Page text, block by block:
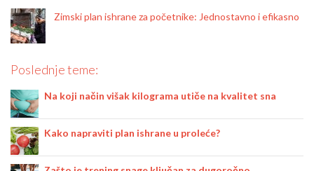
Zimski plan ishrane za početnike: Jednostavno i efikasno
Poslednje teme:
Na koji način višak kilograma utiče na kvalitet sna
Kako napraviti plan ishrane u proleće?